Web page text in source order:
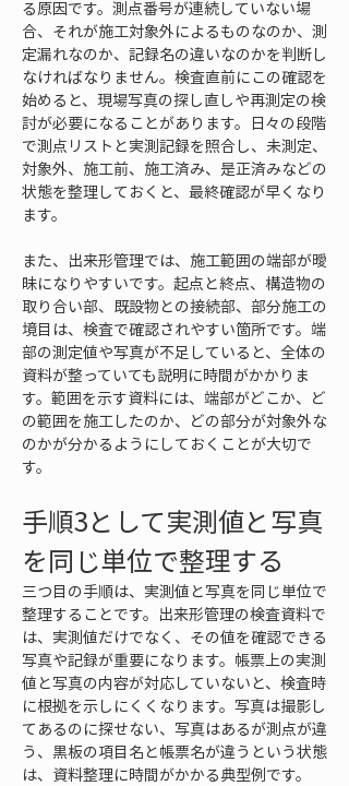
る原因です。測点番号が連続していない場
合、それが施工対象外によるものなのか、測
定漏れなのか、記録名の違いなのかを判断し
なければなりません。検査直前にこの確認を
始めると、現場写真の探し直しや再測定の検
討が必要になることがあります。日々の段階
で測点リストと実測記録を照合し、未測定、
対象外、施工前、施工済み、是正済みなどの
状態を整理しておくと、最終確認が早くなり
ます。
また、出来形管理では、施工範囲の端部が曖
昧になりやすいです。起点と終点、構造物の
取り合い部、既設物との接続部、部分施工の
境目は、検査で確認されやすい箇所です。端
部の測定値や写真が不足していると、全体の
資料が整っていても説明に時間がかかりま
す。範囲を示す資料には、端部がどこか、ど
の範囲を施工したのか、どの部分が対象外な
のかが分かるようにしておくことが大切で
す。
手順3として実測値と写真
を同じ単位で整理する
三つ目の手順は、実測値と写真を同じ単位で
整理することです。出来形管理の検査資料で
は、実測値だけでなく、その値を確認できる
写真や記録が重要になります。帳票上の実測
値と写真の内容が対応していないと、検査時
に根拠を示しにくくなります。写真は撮影し
てあるのに探せない、写真はあるが測点が違
う、黒板の項目名と帳票名が違うという状態
は、資料整理に時間がかかる典型例です。